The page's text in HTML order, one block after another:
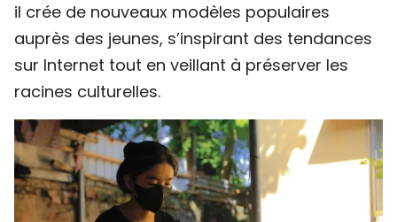
il crée de nouveaux modèles populaires
auprès des jeunes, s’inspirant des tendances
sur Internet tout en veillant à préserver les
racines culturelles.